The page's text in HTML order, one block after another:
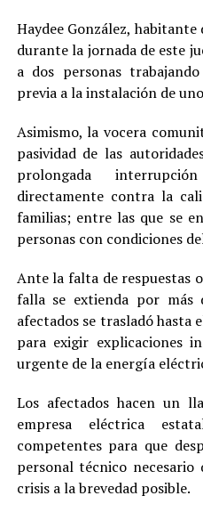
Haydee González,
durante la jornada de este
a dos personas
previa a la instalación de
Asimismo, la vocera
pasividad de las
prolongada
directamente contra la
familias; entre las que se
personas con condiciones
Ante la falta de respuestas
falla se extienda por más
afectados se trasladó hasta
para exigir explicaciones
urgente de la energía
Los afectados hacen un
empresa eléctrica
competentes para que
personal técnico
crisis a la brevedad posible.